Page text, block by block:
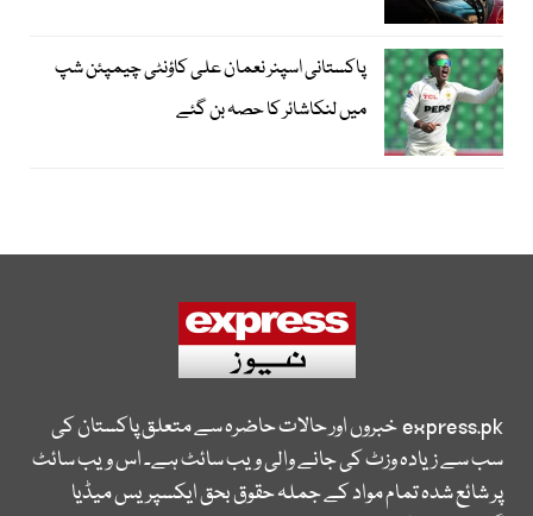
پاکستانی اسپنر نعمان علی کاؤنٹی چیمپئن شپ
میں لنکاشائر کا حصہ بن گئے
express.pkخبروں اور حالات حاضرہ سے متعلق پاکستان کی
سب سے زیادہ وزٹ کی جانے والی ویب سائٹ ہے۔ اس ویب سائٹ
پر شائع شدہ تمام مواد کے جملہ حقوق بحق ایکسپریس میڈیا